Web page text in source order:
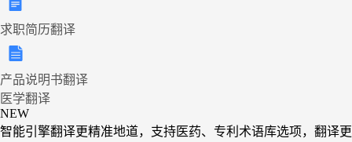
求职简历翻译
产品说明书翻译
医学翻译
NEW
智能引擎翻译更精准地道，支持医药、专利术语库选项，翻译